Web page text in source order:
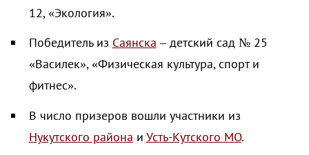
12, «Экология».
Победитель из Саянска – детский сад № 25
«Василек», «Физическая культура, спорт и
фитнес».
В число призеров вошли участники из
Нукутского района и Усть-Кутского МО.